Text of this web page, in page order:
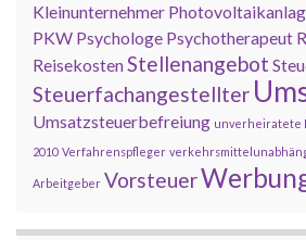
Kleinunternehmer
PKW Psychologe Psychotherapeut
ReisekostenStellenangebot
Steuerfachangestellter
Umsatzsteuerbefreiung unverheiratete
2010 Verfahrenspfleger
Arbeitgeber Vorsteuer